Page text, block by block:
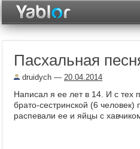
Пасхальная
druidych — 20.04.2014
Написал я ее лет в 14. И с тех
брато-сестринской (6 человек)
распевали ее и яйцы с